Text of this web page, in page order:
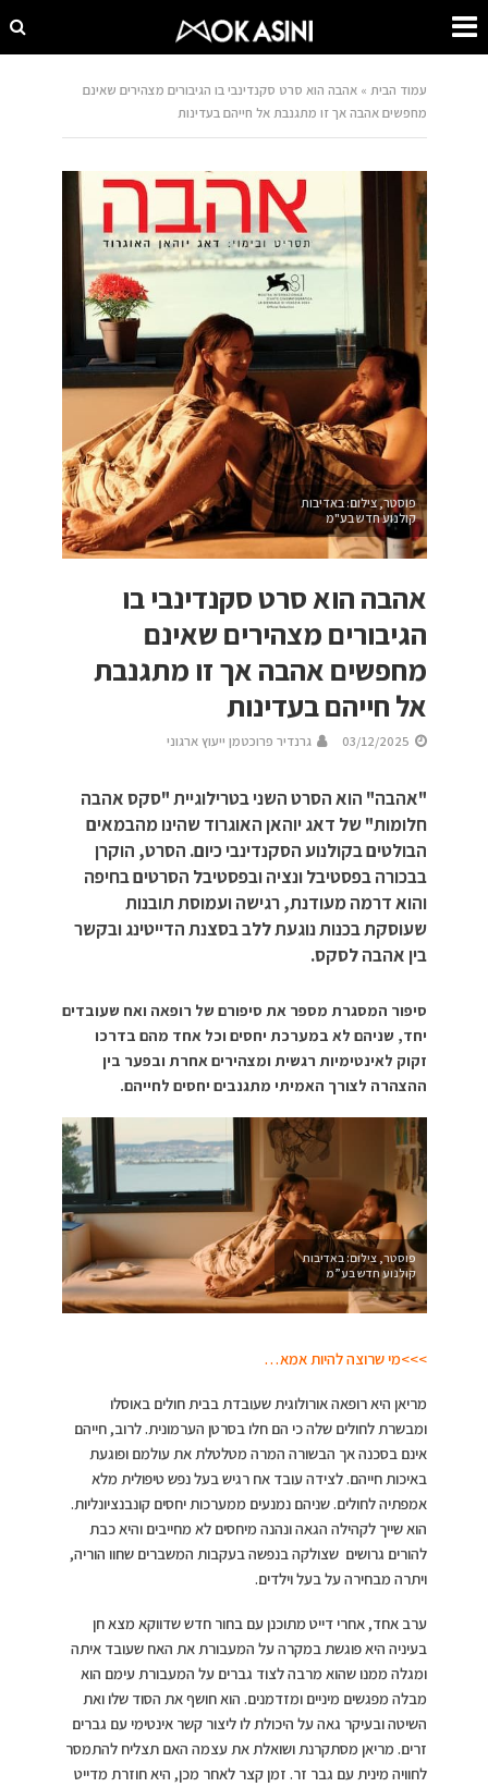
עמוד הבית »אהבה הוא סרט סקנדינבי בו הגיבורים מצהירים שאינם
מחפשים אהבה אך זו מתגנבת אל חייהם בעדינות
פוסטר, צילום: באדיבות
קולנוע חדש בע"מ
אהבה הוא סרט סקנדינבי בו
הגיבורים מצהירים שאינם
מחפשים אהבה אך זו מתגנבת
אל חייהם בעדינות
03/12/2025 גרנדיר פרוכטמן ייעוץ ארגוני
"אהבה" הוא הסרט השני בטרילוגיית "סקס אהבה
חלומות" של דאג יוהאן האוגרוד שהינו מהבמאים
הבולטים בקולנוע הסקנדינבי כיום. הסרט, הוקרן
בבכורה בפסטיבל ונציה ובפסטיבל הסרטים בחיפה
והוא דרמה מעודנת, רגישה ועמוסת תובנות
שעוסקת בכנות נוגעת ללב בסצנת הדייטינג ובקשר
בין אהבה לסקס.
סיפור המסגרת מספר את סיפורם של רופאה ואח שעובדים
יחד, שניהם לא במערכת יחסים וכל אחד מהם בדרכו
זקוק לאינטימיות רגשית ומצהירים אחרת ובפער בין
ההצהרה לצורך האמיתי מתגנבים יחסים לחייהם.
פוסטר, צילום: באדיבות
קולנוע חדש בע”מ
>>>מי שרוצה להיות אמא…
מריאן היא רופאה אורולוגית שעובדת בבית חולים באוסלו
ומבשרת לחולים שלה כי הם חלו בסרטן הערמונית. לרוב, חייהם
אינם בסכנה אך הבשורה המרה מטלטלת את עולמם ופוגעת
באיכות חייהם. לצידה עובד אח רגיש בעל נפש טיפולית מלא
אמפתיה לחולים. שניהם נמנעים ממערכות יחסים קונבנציונליות.
הוא שייך לקהילה הגאה ונהנה מיחסים לא מחייבים והיא כבת
להורים גרושים שצולקה בנפשה בעקבות המשברים שחוו הוריה,
ויתרה מבחירה על בעל וילדים.
ערב אחד, אחרי דייט מתוכנן עם בחור חדש שדווקא מצא חן
בעיניה היא פוגשת במקרה על המעבורת את האח שעובד איתה
ומגלה ממנו שהוא מרבה לצוד גברים על המעבורת עימם הוא
מבלה מפגשים מיניים ומזדמנים. הוא חושף את הסוד שלו ואת
השיטה ובעיקר גאה על היכולת לו ליצור קשר אינטימי עם גברים
זרים. מריאן מסתקרנת ושואלת את עצמה האם תצליח להתמסר
לחוויה מינית עם גבר זר. זמן קצר לאחר מכן, היא חוזרת מדייט